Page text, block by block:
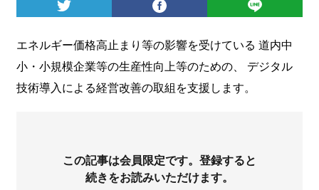
エネルギー価格高止まり等の影響を受けている 道内中
小・小規模企業等の生産性向上等のための、 デジタル
技術導入による経営改善の取組を支援します。
この記事は会員限定です。登録すると
続きをお読みいただけます。